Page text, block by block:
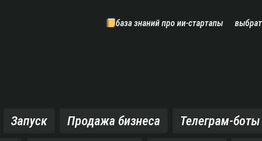
база знаний про ии-стартапы
Запуск Продажа бизнеса Телеграм-боты